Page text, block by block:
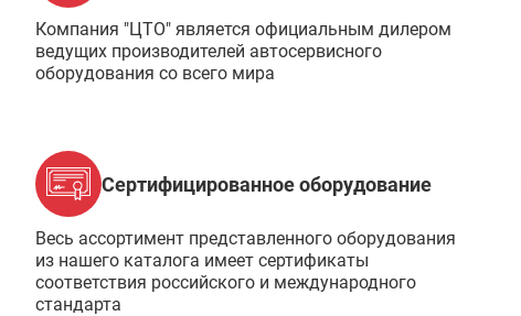
Компания "ЦТО" является официальным дилером
ведущих производителей автосервисного
оборудования со всего мира
Сертифицированное оборудование
Весь ассортимент представленного оборудования
из нашего каталога имеет сертификаты
соответствия российского и международного
стандарта